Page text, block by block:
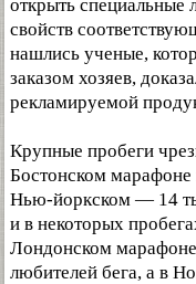
открыть специальные
свойств
нашлись ученые,
заказом хозяев,
рекламируемой
Крупные пробеги
Бостонском марафоне
Нью-йоркском — 14
и в некоторых
Лондонском марафоне
любителей бега, а в